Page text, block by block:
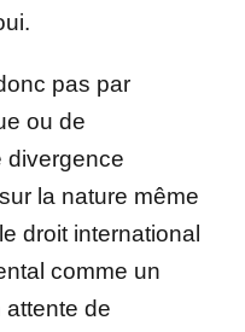
pas par
ou de
divergence
la nature même
droit international
comme un
attente de